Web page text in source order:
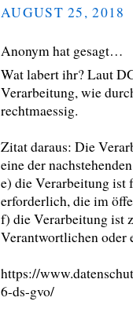
AUGUST 25, 2018
Anonym hat gesagt…
Wat labert ihr? Laut
Verarbeitung, wie
rechtmaessig.
Zitat daraus: Die
eine der
e) die Verarbeitung ist
erforderlich, die im
f) die Verarbeitung ist
Verantwortlichen oder
https://
6-ds-gvo/